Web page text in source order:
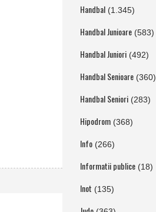
Handbal (1.345)
Handbal Junioare(583)
Handbal Juniori(492)
Handbal Senioare(360)
Handbal Seniori(283)
Hipodrom(368)
Info(266)
Informatii publice(18)
Inot (135)